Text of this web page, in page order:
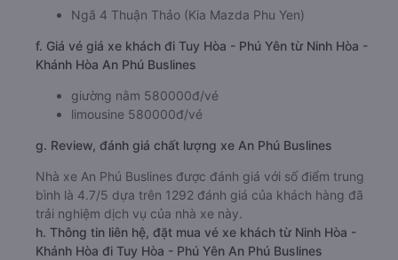
Ngã 4 Thuận Thảo (Kia Mazda Phu Yen)
f. Giá vé giá xe khách đi Tuy Hòa - Phú Yên từ Ninh Hòa -
Khánh Hòa An Phú Buslines
giường nằm 580000đ/vé
limousine 580000đ/vé
g. Review, đánh giá chất lượng xe An Phú Buslines
Nhà xe An Phú Buslines được đánh giá với số điểm trung
bình là 4.7/5 dựa trên 1292 đánh giá của khách hàng đã
trải nghiệm dịch vụ của nhà xe này.
h. Thông tin liên hệ, đặt mua vé xe khách từ Ninh Hòa -
Khánh Hòa đi Tuy Hòa - Phú Yên An Phú Buslines